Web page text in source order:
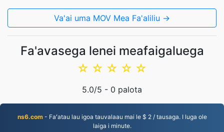
Va'ai uma MOV Mea Fa'aliliu →
Fa'avasega lenei meafaigaluega
☆
☆
☆
☆
☆
5.0/5 - 0 palota
ns6.com- Faʻatau lau igoa tauvalaau mai le $ 2 / tausaga. I luga ole
laiga i minute.